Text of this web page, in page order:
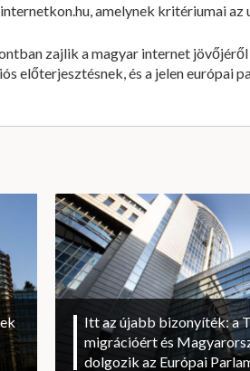
amelynek kritériumai
zajlik a magyar internet
előterjesztésnek, és a jelen európai
Itt az újabb bizonyíték: a
migrációért és
dolgozik az Európai